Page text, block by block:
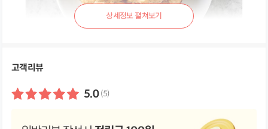
상
세
고객리뷰
5.0 (5)